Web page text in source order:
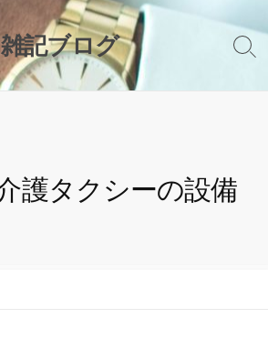
雑記ブログ
検
護タクシーの設備